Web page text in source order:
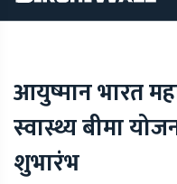
आयुष्मान भारत
स्वास्थ्य बीमा
शुभारंभ